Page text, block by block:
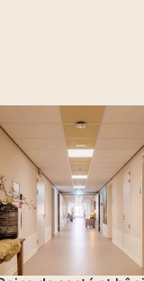
inspirez-vous-en